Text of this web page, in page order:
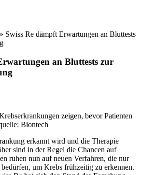
» Swiss Re dämpft Erwartungen an Bluttests
an Bluttests zur
zeigen, bevor Patienten
Biontech
erkannt wird und die Therapie
sind in der Regel die Chancen auf
ruhen nun auf neuen Verfahren, die nur
um Krebs frühzeitig zu erkennen.